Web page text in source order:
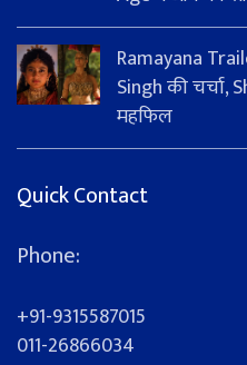
Ramayana
Singh की
महफिल
Quick Contact
Phone:
+91-9315587015
011-26866034